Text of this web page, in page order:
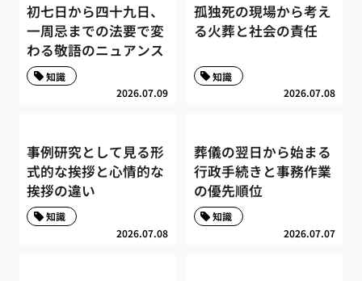
初七日から四十九日、
一周忌までの法要で変
わる敬語のニュアンス
2026.07.09
知識
孤独死の現場から考え
る火葬と社会の責任
2026.07.08
知識
事例研究として見る形
式的な挨拶と心情的な
挨拶の違い
2026.07.08
知識
葬儀の翌日から始まる
行政手続きと事務作業
の優先順位
2026.07.07
知識